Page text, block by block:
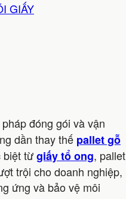
GIẤY
đóng gói và vận
dần thay thế pallet gỗ
biệt từgiấy tổ ong, pallet
trội cho doanh nghiệp,
ứng và bảo vệ môi